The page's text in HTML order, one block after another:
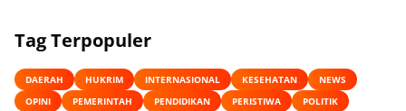
Tag Terpopuler
DAERAH HUKRIM INTERNASIONAL KESEHATAN
NEWS
OPINI
PEMERINTAH PENDIDIKAN PERISTIWA POLITIK